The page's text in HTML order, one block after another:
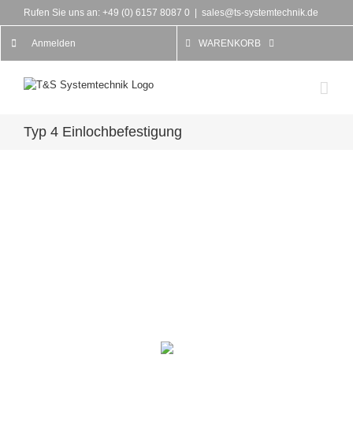
Rufen Sie uns an: +49 (0) 6157 8087 0 sales@ts-systemtechnik.de
Anmelden WARENKORB
Typ 4 Einlochbefestigung